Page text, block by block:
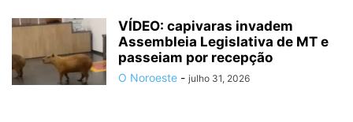
VÍDEO: capivaras invadem
Assembleia Legislativa de MT e
passeiam por recepção
O Noroeste - julho 31, 2026